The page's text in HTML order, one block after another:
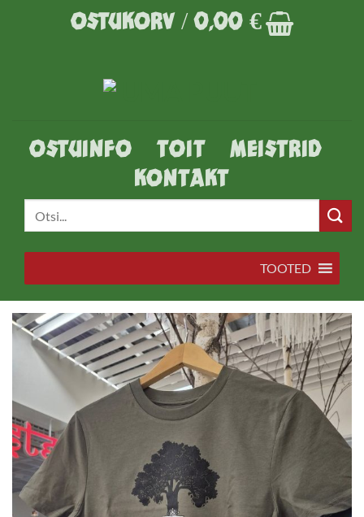
OSTUKORV /0,00 €
OSTUINFO TOIT
MEISTRID
KONTAKT
TOOTED